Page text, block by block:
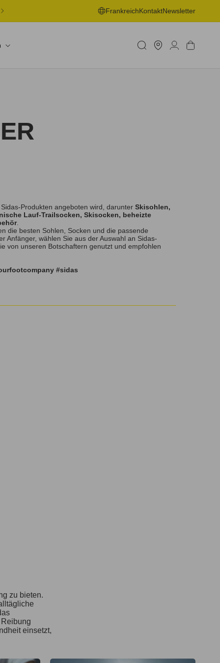
KOSTENLOSE LIEFERUNG AN EINE ABHOLSTELLE AB 50€ -
WEITERE INFORMATIONEN
FrankreichKontaktNewsletter
Geschäft
betreuen
Einloggen
Warenkorb
Produkten angeboten wird, darunter Skisohlen,
Lauf-Trailsocken, Skisocken, beheizte
.
die besten Sohlen, Socken und die passende
Anfänger, wählen Sie aus der Auswahl an Sidas-
von unseren Botschaftern genutzt und empfohlen
#sidas
zu bieten.
einsetzt,